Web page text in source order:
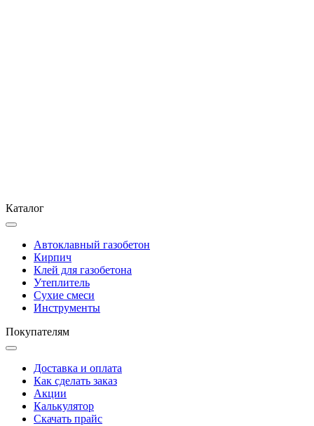
Каталог
Автоклавный газобетон
Кирпич
Клей для газобетона
Утеплитель
Сухие смеси
Инструменты
Покупателям
Доставка и оплата
Как сделать заказ
Акции
Калькулятор
Скачать прайс